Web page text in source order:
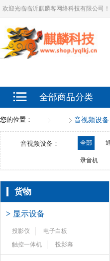
欢迎光临临沂麒麟客网络科技有限公司
全部商品分类
您的位置： 音视频设备
音视频设备： 全部
录音机
货物
> 显示设备
投影仪
电子白板
触控一体机
投影幕